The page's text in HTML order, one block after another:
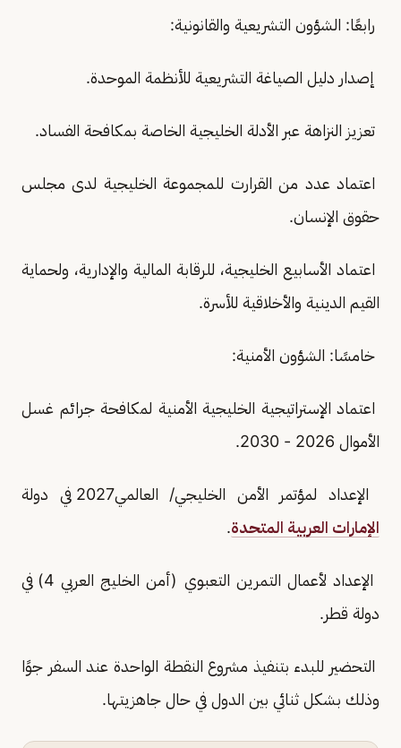
رابعًا: الشؤون التشريعية والقانونية:
إصدار دليل الصياغة التشريعية للأنظمة الموحدة.
تعزيز النزاهة عبر الأدلة الخليجية الخاصة بمكافحة الفساد.
اعتماد عدد من القرارت للمجموعة الخليجية لدى مجلس
حقوق الإنسان.
اعتماد الأسابيع الخليجية، للرقابة المالية والإدارية، ولحماية
القيم الدينية والأخلاقية للأسرة.
خامسًا: الشؤون الأمنية:
اعتماد الإستراتيجية الخليجية الأمنية لمكافحة جرائم غسل
الأموال 2026 - 2030.
الإعداد لمؤتمر الأمن الخليجي/ العالمي2027 في دولة
الإمارات العربية المتحدة.
الإعداد لأعمال التمرين التعبوي (أمن الخليج العربي 4) في
دولة قطر.
التحضير للبدء بتنفيذ مشروع النقطة الواحدة عند السفر جوًا
وذلك بشكل ثنائي بين الدول في حال جاهزيتها.